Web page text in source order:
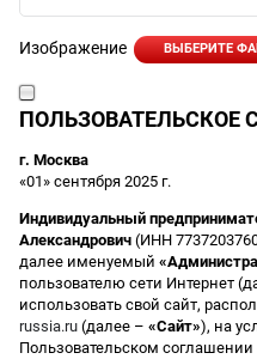
Изображение ВЫБЕРИТЕ
ПОЛЬЗОВАТЕЛЬСКОЕ
г. Москва
«01» сентября 2025 г.
Индивидуальный
Александрович (ИНН
далее именуемый
пользователю сети Интернет
использовать свой сайт,
russia.ru (далее – «Сайт»), на
Пользовательском соглашении